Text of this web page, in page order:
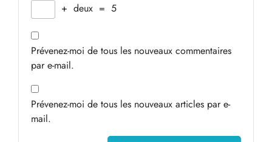
+ deux = 5
Prévenez-moi de tous les nouveaux commentaires
par e-mail.
Prévenez-moi de tous les nouveaux articles par e-
mail.